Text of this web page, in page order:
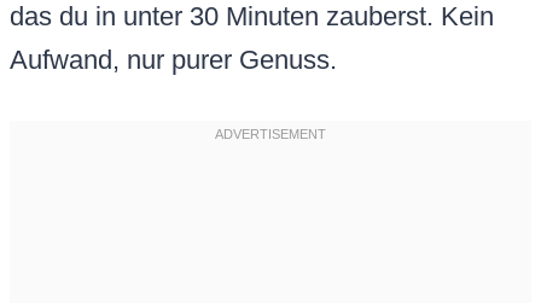
das du in unter 30 Minuten zauberst. Kein
Aufwand, nur purer Genuss.